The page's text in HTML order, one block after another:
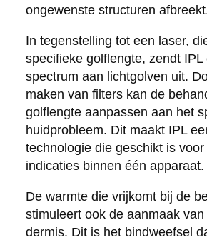
ongewenste structuren
In tegenstelling tot een laser,
specifieke golflengte, zendt IPL
spectrum aan lichtgolven uit.
maken van filters kan de
golflengte aanpassen aan het
huidprobleem. Dit maakt IPL
technologie die geschikt is
indicaties binnen één apparaat.
De warmte die vrijkomt bij de
stimuleert ook de aanmaak
dermis. Dit is het bindweefsel